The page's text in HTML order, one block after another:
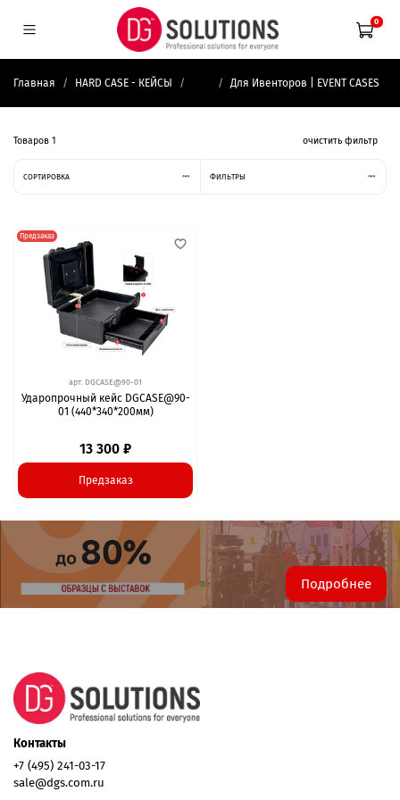
0
Главная HARD CASE - КЕЙСЫ Для Ивенторов | EVENT CASES
Товаров 1 очистить фильтр
СОРТИРОВКА ФИЛЬТРЫ
Предзаказ
арт. DGCASE@90-01
Ударопрочный кейс DGCASE@90-
01 (440*340*200мм)
13 300 ₽
Предзаказ
Подробнее
Контакты
+7 (495) 241-03-17
sale@dgs.com.ru